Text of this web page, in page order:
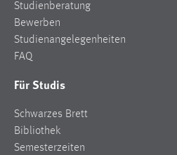
Studienberatung
Bewerben
Studienangelegenheiten
FAQ
Für Studis
Schwarzes Brett
Bibliothek
Semesterzeiten